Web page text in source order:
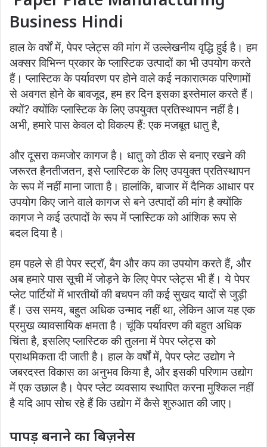
Business Hindi
हाल के वर्षों में, पेपर प्लेट्स की मांग में उल्लेखनीय वृद्धि हुई है। हम
अक्सर विभिन्न प्रकार के प्लास्टिक उत्पादों का भी उपयोग करते
हैं। प्लास्टिक के पर्यावरण पर होने वाले कई नकारात्मक परिणामों
से अवगत होने के बावजूद, हम हर दिन इसका इस्तेमाल करते हैं।
क्यों? क्योंकि प्लास्टिक के लिए उपयुक्त प्रतिस्थापन नहीं है।
अभी, हमारे पास केवल दो विकल्प हैं: एक मजबूत धातु है,
और दूसरा कमजोर कागज है। धातु को ठीक से बनाए रखने की
जरूरत हैनतीजतन, इसे प्लास्टिक के लिए उपयुक्त प्रतिस्थापन
के रूप में नहीं माना जाता है। हालांकि, बाजार में दैनिक आधार पर
उपयोग किए जाने वाले कागज से बने उत्पादों की मांग है क्योंकि
कागज ने कई उत्पादों के रूप में प्लास्टिक को आंशिक रूप से
बदल दिया है।
हम पहले से ही पेपर स्ट्रॉ, बैग और कप का उपयोग करते हैं, और
अब हमारे पास सूची में जोड़ने के लिए पेपर प्लेट्स भी हैं। ये पेपर
प्लेट पार्टियों में भारतीयों की बचपन की कई सुखद यादों से जुड़ी
हैं। उस समय, बहुत अधिक उन्माद नहीं था, लेकिन आज यह एक
प्रमुख व्यावसायिक क्षमता है। चूंकि पर्यावरण की बहुत अधिक
चिंता है, इसलिए प्लास्टिक की तुलना में पेपर प्लेट्स को
प्राथमिकता दी जाती है। हाल के वर्षों में, पेपर प्लेट उद्योग ने
जबरदस्त विकास का अनुभव किया है, और इसकी परिणाम उद्योग
में एक उछाल है। पेपर प्लेट व्यवसाय स्थापित करना मुश्किल नहीं
है यदि आप सोच रहे हैं कि उद्योग में कैसे शुरुआत की जाए।
पापड़ बनाने का बिज़नेस